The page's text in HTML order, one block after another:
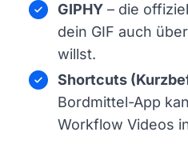
GIPHY – die
dein GIF auch
willst.
Shortcuts
Bordmittel-App
Workflow Videos